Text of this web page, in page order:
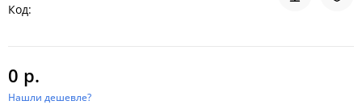
Код:
0 р.
Нашли дешевле?